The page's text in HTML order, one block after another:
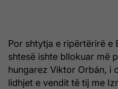
Por shtytja e ripërtërirë e
shtesë ishte bllokuar më
hungarez Viktor Orbán, i
lidhjet e vendit të tij me